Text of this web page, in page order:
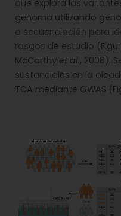
que explora las
genoma utilizando
o secuenciación para
rasgos de estudio
McCarthy et al. , 2008).
sustanciales en la
TCA mediante GWAS